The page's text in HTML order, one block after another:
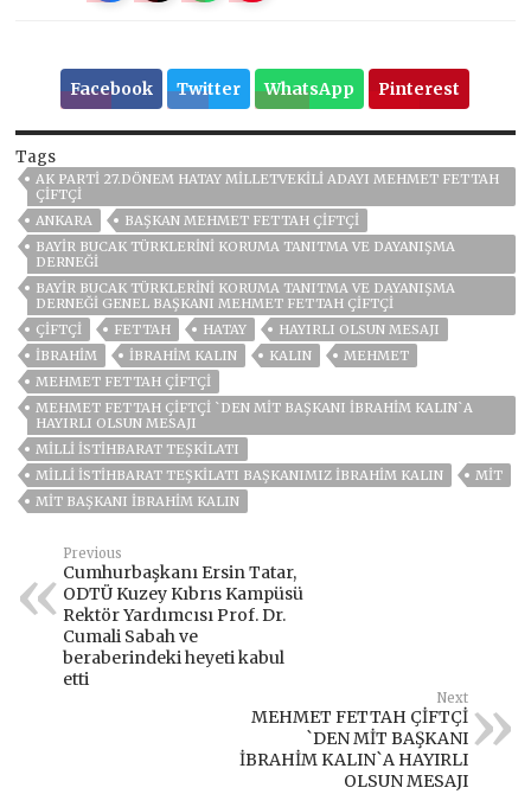
Facebook Twitter WhatsApp Pinterest
Tags
AK PARTI 27.DÖNEM HATAY MILLETVEKILI ADAYI MEHMET FETTAH
ÇIFTÇI
ANKARA
BAŞKAN MEHMET FETTAH ÇIFTÇI
BAYIR BUCAK TÜRKLERINI KORUMA TANITMA VE DAYANIŞMA
DERNEĞI
BAYIR BUCAK TÜRKLERINI KORUMA TANITMA VE DAYANIŞMA
DERNEĞI GENEL BAŞKANI MEHMET FETTAH ÇIFTÇI
ÇİFTÇİ
FETTAH HATAY
HAYIRLI OLSUN MESAJI
İBRAHIM
İBRAHİM KALIN KALIN
MEHMET
MEHMET FETTAH ÇIFTÇI
MEHMET FETTAH ÇİFTÇİ `DEN MİT BAŞKANI İBRAHİM KALIN`A
HAYIRLI OLSUN MESAJI
MILLI İSTIHBARAT TEŞKILATI
MILLI İSTIHBARAT TEŞKILATI BAŞKANIMIZ İBRAHIM KALIN
MİT
MİT BAŞKANI İBRAHIM KALIN
Previous
Cumhurbaşkanı Ersin Tatar,
ODTÜ Kuzey Kıbrıs Kampüsü
Rektör Yardımcısı Prof. Dr.
Cumali Sabah ve
beraberindeki heyeti kabul
etti
Next
MEHMET FETTAH ÇİFTÇİ
`DEN MİT BAŞKANI
İBRAHİM KALIN`A HAYIRLI
OLSUN MESAJI